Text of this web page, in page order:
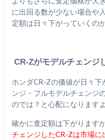
に出回る数が少ない場合や
定額は日々下がっていくの
CR-Zがモデルチェンジ
ホンダCR-Zの価値が日々
ンジ・フルモデルチェンジ
のでは？と心配になりますよ
確かに査定額は下がります
チェンジしたCR-Zは市場に